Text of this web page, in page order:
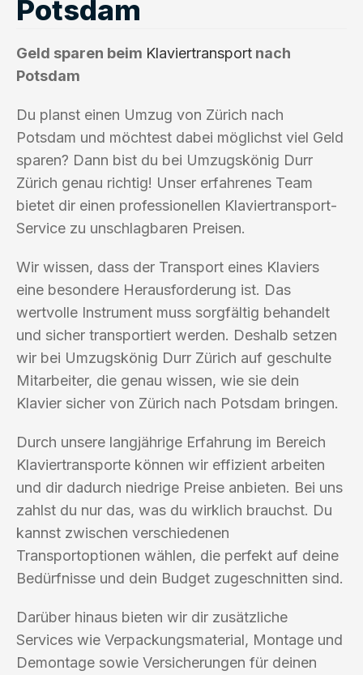
Potsdam
Geld sparen beim Klaviertransport nach
Potsdam
Du planst einen Umzug von Zürich nach
Potsdam und möchtest dabei möglichst viel Geld
sparen? Dann bist du bei Umzugskönig Durr
Zürich genau richtig! Unser erfahrenes Team
bietet dir einen professionellen Klaviertransport-
Service zu unschlagbaren Preisen.
Wir wissen, dass der Transport eines Klaviers
eine besondere Herausforderung ist. Das
wertvolle Instrument muss sorgfältig behandelt
und sicher transportiert werden. Deshalb setzen
wir bei Umzugskönig Durr Zürich auf geschulte
Mitarbeiter, die genau wissen, wie sie dein
Klavier sicher von Zürich nach Potsdam bringen.
Durch unsere langjährige Erfahrung im Bereich
Klaviertransporte können wir effizient arbeiten
und dir dadurch niedrige Preise anbieten. Bei uns
zahlst du nur das, was du wirklich brauchst. Du
kannst zwischen verschiedenen
Transportoptionen wählen, die perfekt auf deine
Bedürfnisse und dein Budget zugeschnitten sind.
Darüber hinaus bieten wir dir zusätzliche
Services wie Verpackungsmaterial, Montage und
Demontage sowie Versicherungen für deinen